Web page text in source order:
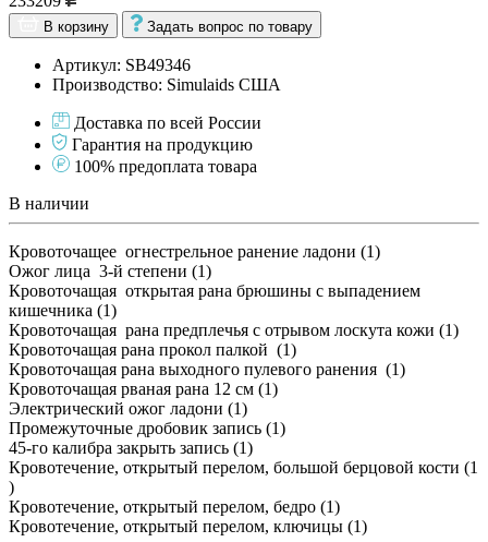
В корзину Задать вопрос по товару
Артикул: SB49346
Производство: Simulaids США
Доставка по всей России
Гарантия на продукцию
100% предоплата товара
В наличии
Кровоточащее огнестрельное ранение ладони (1)
Ожог лица 3-й степени (1)
Кровоточащая открытая рана брюшины с выпадением
кишечника (1)
Кровоточащая рана предплечья с отрывом лоскута кожи (1)
Кровоточащая рана прокол палкой (1)
Кровоточащая рана выходного пулевого ранения (1)
Кровоточащая рваная рана 12 см (1)
Электрический ожог ладони (1)
Промежуточные дробовик запись (1)
45-го калибра закрыть запись (1)
Кровотечение, открытый перелом, большой берцовой кости (1
)
Кровотечение, открытый перелом, бедро (1)
Кровотечение, открытый перелом, ключицы (1)